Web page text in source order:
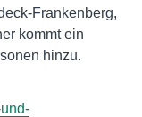
Frankenberg,
kommt ein
hinzu.